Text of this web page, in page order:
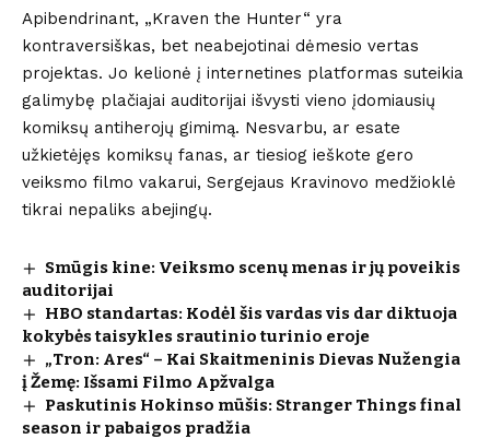
Apibendrinant, „Kraven the Hunter“ yra
kontraversiškas, bet neabejotinai dėmesio vertas
projektas. Jo kelionė į internetines platformas suteikia
galimybę plačiajai auditorijai išvysti vieno įdomiausių
komiksų antiherojų gimimą. Nesvarbu, ar esate
užkietėjęs komiksų fanas, ar tiesiog ieškote gero
veiksmo filmo vakarui, Sergejaus Kravinovo medžioklė
tikrai nepaliks abejingų.
Smūgis kine: Veiksmo scenų menas ir jų poveikis
auditorijai
HBO standartas: Kodėl šis vardas vis dar diktuoja
kokybės taisykles srautinio turinio eroje
„Tron: Ares“ – Kai Skaitmeninis Dievas Nužengia
į Žemę: Išsami Filmo Apžvalga
Paskutinis Hokinso mūšis: Stranger Things final
season ir pabaigos pradžia